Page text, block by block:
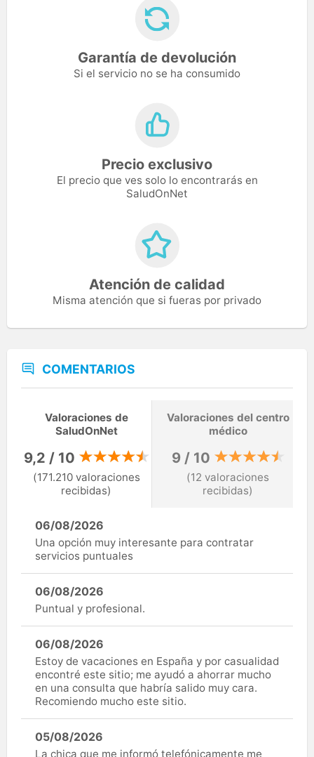
Garantía de devolución
Si el servicio no se ha consumido
Precio exclusivo
El precio que ves solo lo encontrarás en
SaludOnNet
Atención de calidad
Misma atención que si fueras por privado
COMENTARIOS
Valoraciones de
SaludOnNet
9,2 / 10
(171.210 valoraciones
recibidas)
Valoraciones del centro
médico
9 / 10
(12 valoraciones
recibidas)
06/08/2026
Una opción muy interesante para contratar
servicios puntuales
06/08/2026
Puntual y profesional.
06/08/2026
Estoy de vacaciones en España y por casualidad
encontré este sitio; me ayudó a ahorrar mucho
en una consulta que habría salido muy cara.
Recomiendo mucho este sitio.
05/08/2026
La chica que me informó telefónicamente me